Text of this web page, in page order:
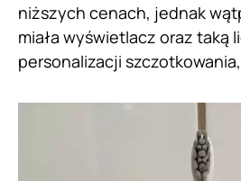
niższych cenach, jednak
miała wyświetlacz oraz taką
personalizacji